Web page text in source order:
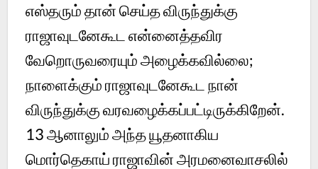
எஸ்தரும் தான் செய்த விருந்துக்கு
ராஜாவுடனேகூட என்னைத்தவிர
வேறொருவரையும் அழைக்கவில்லை;
நாளைக்கும் ராஜாவுடனேகூட நான்
விருந்துக்கு வரவழைக்கப்பட்டிருக்கிறேன்.
13 ஆனாலும் அந்த யூதனாகிய
மொர்தெகாய் ராஜாவின் அரமனைவாசலில்